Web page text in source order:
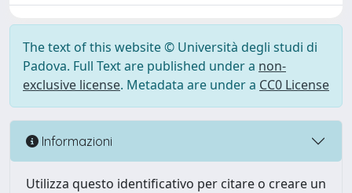
The text of this website © Università degli studi di
Padova. Full Text are published under a non-
exclusive license. Metadata are under a CC0 License
Informazioni
Utilizza questo identificativo per citare o creare un